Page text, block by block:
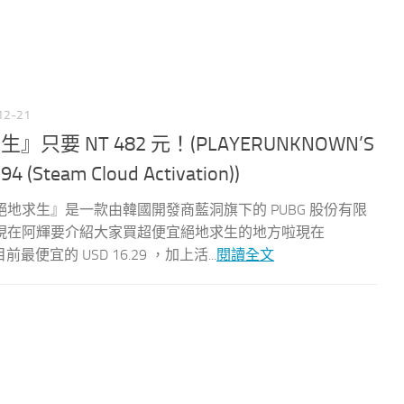
21
只要 NT 482 元！(PLAYERUNKNOWN’S
(Steam Cloud Activation))
地求生』是一款由韓國開發商藍洞旗下的 PUBG 股份有限
阿輝要介紹大家買超便宜絕地求生的地方啦現在
最便宜的 USD 16.29 ，加上活...閱讀全文